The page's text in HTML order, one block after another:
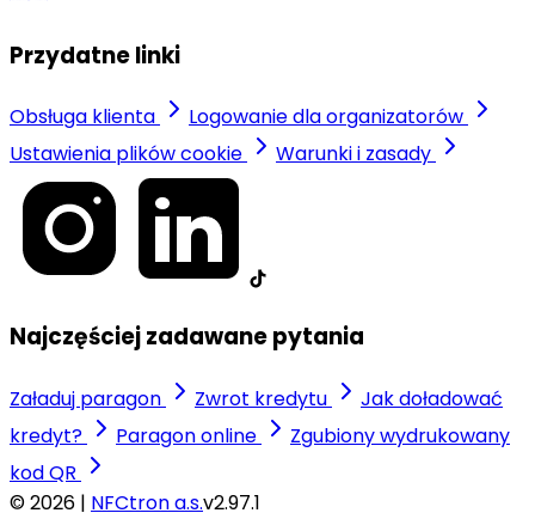
Przydatne linki
Obsługa klienta
Logowanie dla organizatorów
Ustawienia plików cookie
Warunki i zasady
Najczęściej zadawane pytania
Załaduj paragon Zwrot kredytu
Jak doładować
kredyt?
Paragon online
Zgubiony wydrukowany
kod QR
© 2026 | NFCtron a.s.v2.97.1